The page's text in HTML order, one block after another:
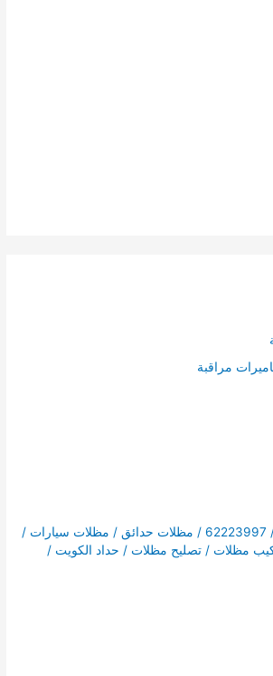
مراقبة
حداد مظلات بالكويت / 62223997 / مظلات حدائق / مظلات سيارات /
مظلات / تصليح مظلات / حداد الكويت /